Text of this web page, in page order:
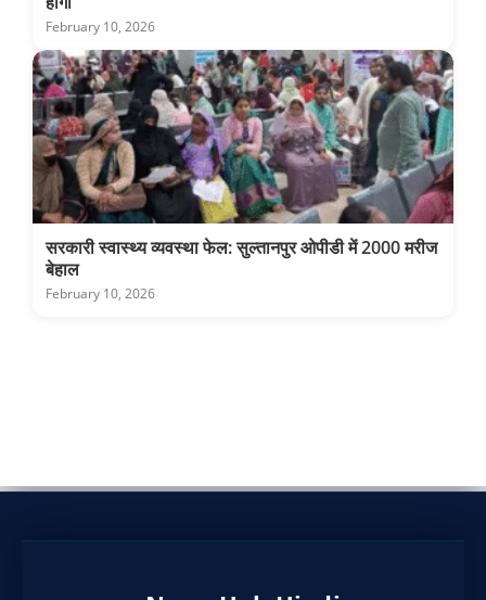
February 10, 2026
सरकारी स्वास्थ्य व्यवस्था फेल: सुल्तानपुर ओपीडी में 2000 मरीज
बेहाल
February 10, 2026